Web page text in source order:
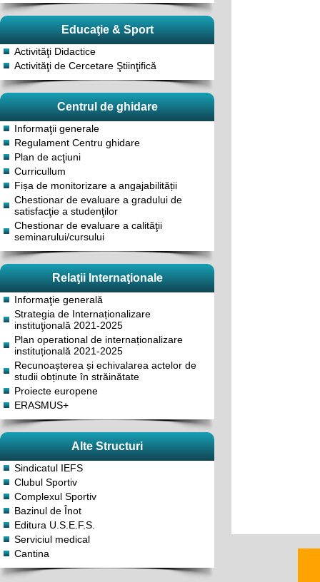
Educaţie & Sport
Activităţi Didactice
Activităţi de Cercetare Ştiinţifică
Centrul de ghidare
Informaţii generale
Regulament Centru ghidare
Plan de acţiuni
Curricullum
Fișa de monitorizare a angajabilității
Chestionar de evaluare a gradului de
satisfacţie a studenţilor
Chestionar de evaluare a calităţii
seminarului/cursului
Relaţii Internaţionale
Informaţie generală
Strategia de Internaționalizare
instituţională 2021-2025
Plan operational de internaționalizare
instituțională 2021-2025
Recunoașterea și echivalarea actelor de
studii obținute în străinătate
Proiecte europene
ERASMUS+
Alte Structuri
Sindicatul IEFS
Clubul Sportiv
Complexul Sportiv
Bazinul de Înot
Editura U.S.E.F.S.
Serviciul medical
Cantina